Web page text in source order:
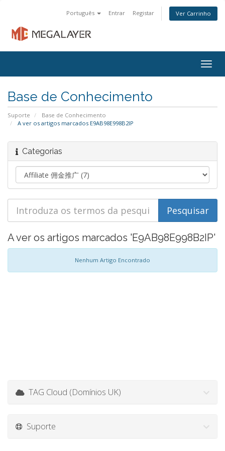
Português Entrar Registar Ver Carrinho
Base de Conhecimento
Suporte
Base de Conhecimento
A ver os artigos marcados E9AB98E998B2IP
Categorias
A ver os artigos marcados 'E9AB98E998B2IP'
Nenhum Artigo Encontrado
TAG Cloud (Domínios UK)
Suporte